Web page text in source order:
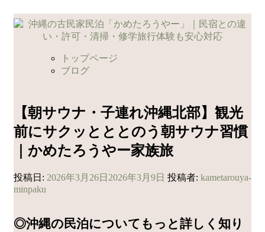
コ
ン
プ
トップページ
ブログ
【朝サウナ・子連れ沖縄北部】観光
前にサクッとととのう朝サウナ習慣
｜かめたろうやー家族旅
投稿日: 2026年3月26日 2026年3月9日 投稿者: kametarouya-
minpaku
◎沖縄の民泊についてもっと詳しく知り